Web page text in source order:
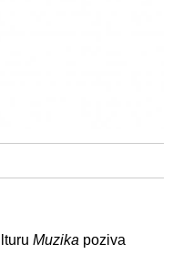
Muzika poziva